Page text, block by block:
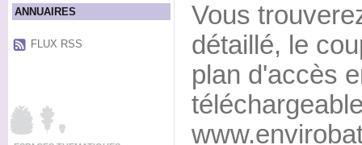
ANNUAIRES
FLUX RSS
Vous
détaillé, le
plan d'accès